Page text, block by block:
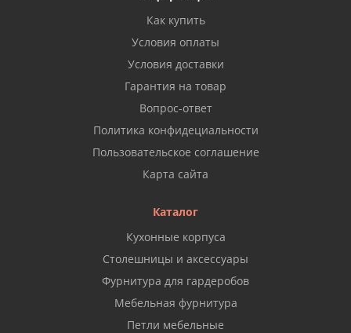
Как купить
Условия оплаты
Условия доставки
Гарантия на товар
Вопрос-ответ
Политика конфидециальности
Пользовательское соглашение
Карта сайта
Каталог
Кухонные корпуса
Столешницы и аксессуары
Фурнитура для гардеробов
Мебельная фурнитура
Петли мебельные